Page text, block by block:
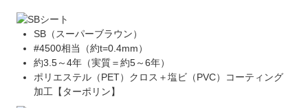
SB（スーパーブラウン）
#4500相当（約t=0.4mm）
約3.5～4年（実質＝約5～6年）
ポリエステル（PET）クロス＋塩ビ（PVC）コーティング
加工【ターポリン】